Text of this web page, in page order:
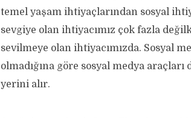
temel yaşam ihtiyaçlarından sosyal
sevgiye olan ihtiyacımız çok fazla
sevilmeye olan ihtiyacımızda. Sosyal
olmadığına göre sosyal medya
yerini alır.